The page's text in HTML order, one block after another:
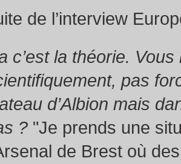
de l’interview
c’est la théorie. Vous
pas
d’Albion mais
? "Je prends une
de Brest où